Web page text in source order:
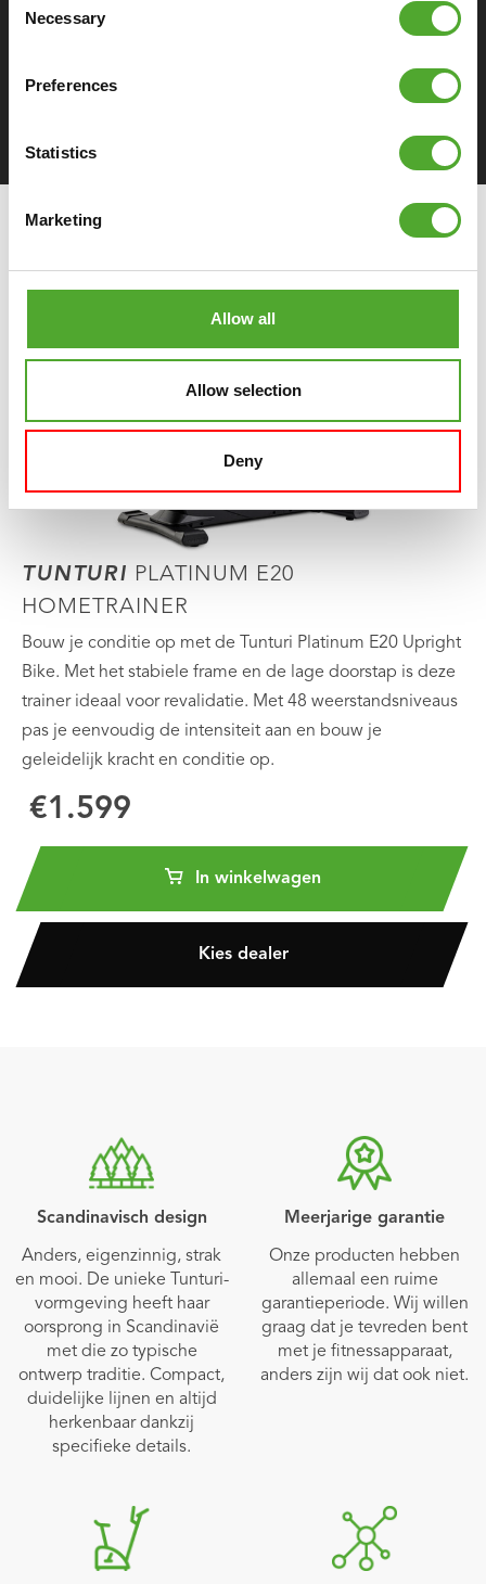
Selection
Necessary
Preferences
Statistics
Marketing
Allow all
Allow selection
Deny
TUNTURI PLATINUM E20
HOMETRAINER
Bouw je conditie op met de Tunturi Platinum E20 Upright
Bike. Met het stabiele frame en de lage doorstap is deze
trainer ideaal voor revalidatie. Met 48 weerstandsniveaus
pas je eenvoudig de intensiteit aan en bouw je
geleidelijk kracht en conditie op.
€1.599
In winkelwagen
Kies dealer
Scandinavisch design
Anders, eigenzinnig, strak
en mooi. De unieke Tunturi-
vormgeving heeft haar
oorsprong in Scandinavië
met die zo typische
ontwerp traditie. Compact,
duidelijke lijnen en altijd
herkenbaar dankzij
specifieke details.
Meerjarige garantie
Onze producten hebben
allemaal een ruime
garantieperiode. Wij willen
graag dat je tevreden bent
met je fitnessapparaat,
anders zijn wij dat ook niet.